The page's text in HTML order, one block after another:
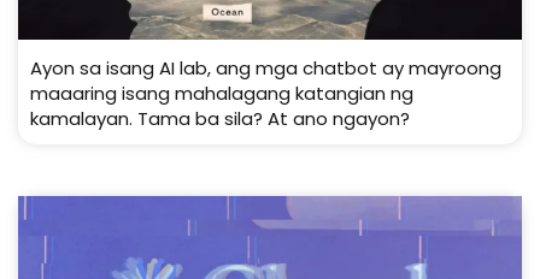
Ayon sa isang AI lab, ang mga chatbot ay mayroong
maaaring isang mahalagang katangian ng
kamalayan. Tama ba sila? At ano ngayon?